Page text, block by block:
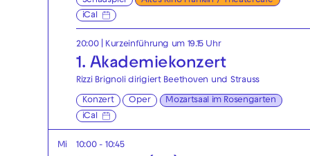
iCal
20:00 | Kurzeinführung um 19.15 Uhr
1. Akademie­konzert
Rizzi Brignoli dirigiert Beethoven und Strauss
Konzert Oper
Mozartsaal im Rosengarten
iCal
Mi 10:00 - 10:45